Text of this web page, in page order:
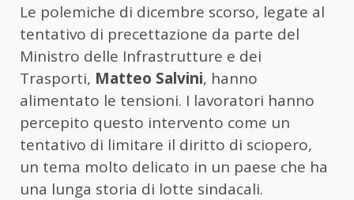
Le polemiche di dicembre scorso, legate al
tentativo di precettazione da parte del
Ministro delle Infrastrutture e dei
Trasporti, Matteo Salvini, hanno
alimentato le tensioni. I lavoratori hanno
percepito questo intervento come un
tentativo di limitare il diritto di sciopero,
un tema molto delicato in un paese che ha
una lunga storia di lotte sindacali.